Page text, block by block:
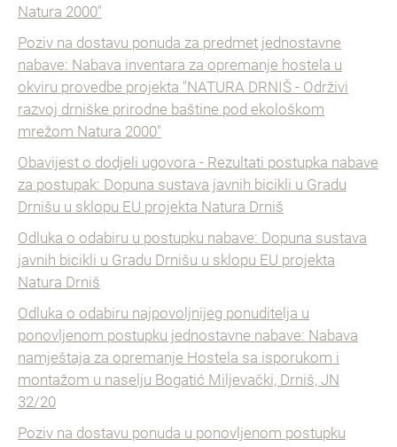
Natura 2000"
Poziv na dostavu ponuda za predmet jednostavne
nabave: Nabava inventara za opremanje hostela u
okviru provedbe projekta "NATURA DRNIŠ - Održivi
razvoj drniške prirodne baštine pod ekološkom
mrežom Natura 2000"
Obavijest o dodjeli ugovora - Rezultati postupka nabave
za postupak: Dopuna sustava javnih bicikli u Gradu
Drnišu u sklopu EU projekta Natura Drniš
Odluka o odabiru u postupku nabave: Dopuna sustava
javnih bicikli u Gradu Drnišu u sklopu EU projekta
Natura Drniš
Odluka o odabiru najpovoljnijeg ponuditelja u
ponovljenom postupku jednostavne nabave: Nabava
namještaja za opremanje Hostela sa isporukom i
montažom u naselju Bogatić Miljevački, Drniš, JN
32/20
Poziv na dostavu ponuda u ponovljenom postupku